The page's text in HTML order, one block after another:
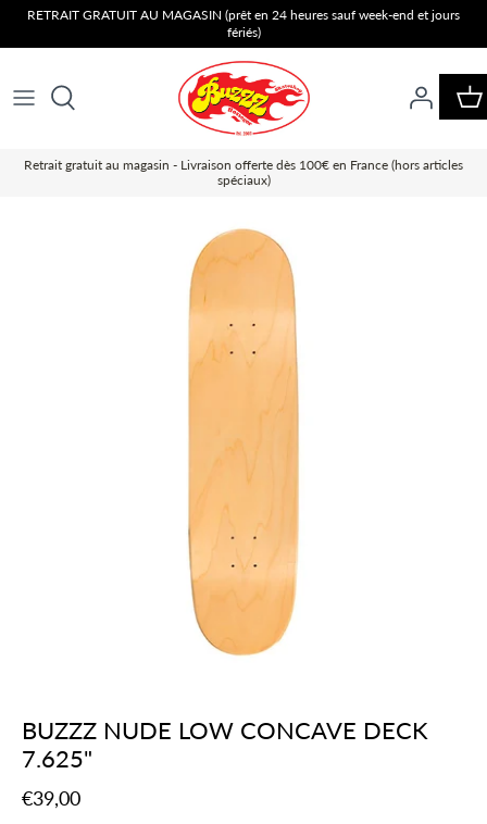
PasserRETRAIT GRATUIT AU MAGASIN (prêt en 24 heures sauf week-end et jours
fériés)
Retrait gratuit au magasin - Livraison offerte dès 100€ en France (hors articles
spéciaux)
BUZZZ NUDE LOW CONCAVE DECK
7.625"
€39,00